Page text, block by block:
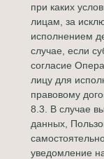
при каких
лицам, за
исполнением
случае, если
согласие
лицу для
правовому
8.3. В случае
данных,
уведомление